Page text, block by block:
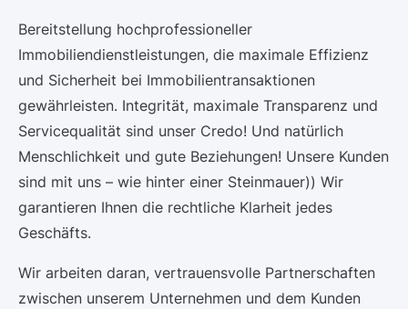
Bereitstellung hochprofessioneller
Immobiliendienstleistungen, die maximale Effizienz
und Sicherheit bei Immobilientransaktionen
gewährleisten. Integrität, maximale Transparenz und
Servicequalität sind unser Credo! Und natürlich
Menschlichkeit und gute Beziehungen! Unsere Kunden
sind mit uns – wie hinter einer Steinmauer)) Wir
garantieren Ihnen die rechtliche Klarheit jedes
Geschäfts.
Wir arbeiten daran, vertrauensvolle Partnerschaften
zwischen unserem Unternehmen und dem Kunden